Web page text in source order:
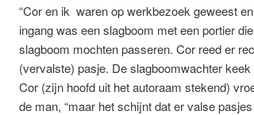
“Cor en ik waren op werkbezoek geweest
ingang was een slagboom met een portier
slagboom mochten passeren. Cor reed er
(vervalste) pasje. De slagboomwachter
Cor (zijn hoofd uit het autoraam stekend)
de man, “maar het schijnt dat er valse